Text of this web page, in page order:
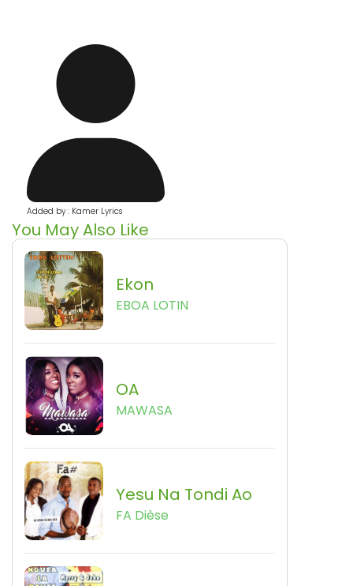
Added by : Kamer Lyrics
You May Also Like
Ekon
EBOA LOTIN
OA
MAWASA
Yesu Na Tondi Ao
FA Dièse